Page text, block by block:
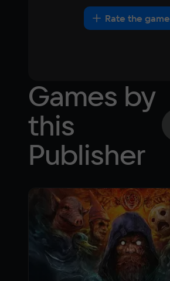
Rate the game
Games by
this
Publisher